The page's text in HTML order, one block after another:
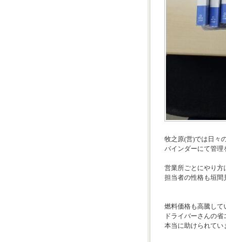
牧之原(営)では日々
バインダーにて管理
営業所ごとにやり方
担当者の性格も垣間
燃料価格も高騰して
ドライバーさんの省
本当に助けられてい